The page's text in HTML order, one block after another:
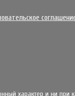
характер и ни при